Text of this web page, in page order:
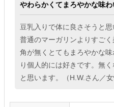
やわらかくてまろやかな味わ
豆乳入りで体に良さそうと思
普通のマーガリンよりすご
角が無くとてもまろやかな
り個人的には好きです。無
と思います。（H.W.さん／